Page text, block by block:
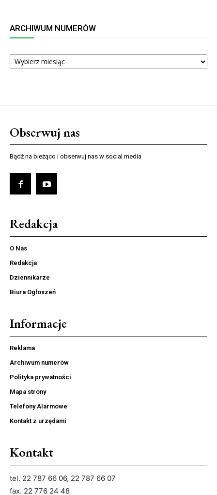
ARCHIWUM NUMERÓW
ARCHIWUM
NUMERÓW
Obserwuj nas
Bądź na bieżąco i obserwuj nas w social media
Redakcja
O Nas
Redakcja
Dziennikarze
Biura Ogłoszeń
Informacje
Reklama
Archiwum numerów
Polityka prywatności
Mapa strony
Telefony Alarmowe
Kontakt z urzędami
Kontakt
tel. 22 787 66 06, 22 787 66 07
fax. 22 776 24 48